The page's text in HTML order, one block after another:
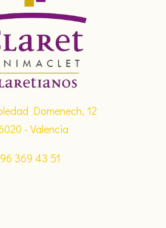
Domenech, 12
- Valencia
96 369 43 51